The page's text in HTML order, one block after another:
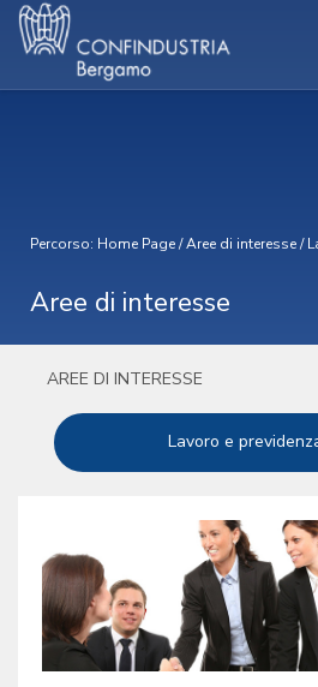
Percorso: Home Page/Aree di interesse/
Aree di interesse
AREE DI INTERESSE
Lavoro e